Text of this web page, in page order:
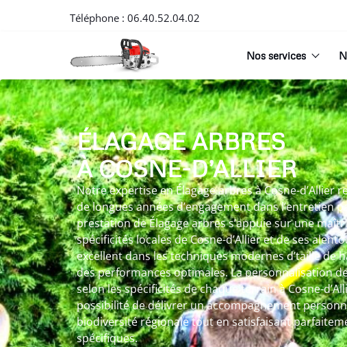
Téléphone : 06.40.52.04.02
Nos services
ÉLAGAGE ARBRES
À COSNE-D’ALLIER
Notre expertise en Élagage arbres à Cosne-d’Allier
de longues années d’engagement dans l’entretien
prestation de Élagage arbres s’appuie sur une
spécificités locales de Cosne-d’Allier et de ses
excellent dans les techniques modernes d’taille de
des performances optimales. La personnalisation
selon les spécificités de chaque terrain à Cosne-
possibilité de délivrer un accompagnement
biodiversité régionale tout en satisfaisant
spécifiques.